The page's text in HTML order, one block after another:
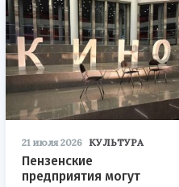
21 июля 2026 КУЛЬТУРА
Пензенские
предприятия могут